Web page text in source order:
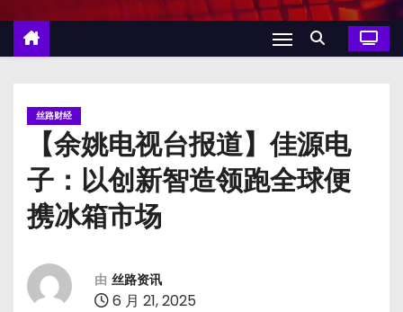
丝路财经
【余姚电视台报道】佳源电
子：以创新智造领跑全球便
携冰箱市场
由 丝路资讯
6 月 21, 2025